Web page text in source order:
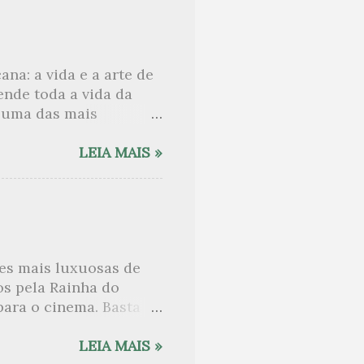
porque os
funcionam
não era estranha ao
um diagrama
a vida e a arte de
toda a vida da
das mais
1950 e 1960. Sylvia
Estados Unidos, foi
anos de 1950
deram composição
de
LEIA MAIS »
mais luxuosas de
pela Rainha do
o cinema. Basta
dezenas deLEIA MAIS »